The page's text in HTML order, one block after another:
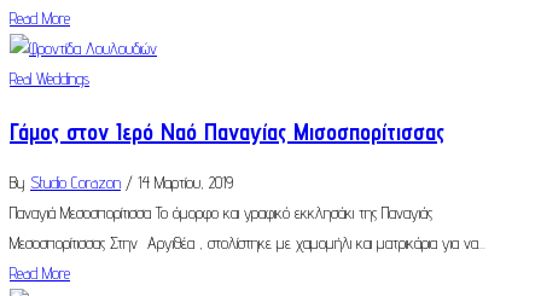
Read More
Real Weddings
Γάμος στον Ιερό Ναό Παναγίας Μισοσπορίτισσας
By Studio Corazon / 14 Μαρτίου, 2019
Παναγιά Μεσοσπορίτισσα Το όμορφο και γραφικό εκκλησάκι της Παναγιάς
Μεσοσπορίτισσας Στην Αργιθέα , στολίστηκε με χαμομήλι και ματρικάρια για να...
Read More